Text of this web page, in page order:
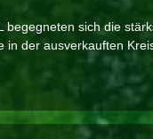
begegneten sich die
der ausverkauften